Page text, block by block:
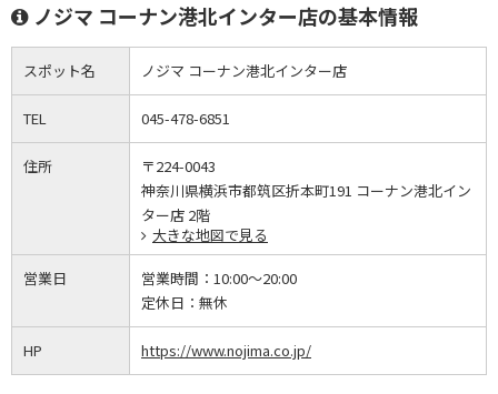
ノジマ コーナン港北インター店の基本情報
スポット名 ノジマ コーナン港北インター店
TEL 045-478-6851
住所
〒224-0043
神奈川県横浜市都筑区折本町191 コーナン港北イン
ター店 2階
大きな地図で見る
営業日 営業時間： 10:00～20:00
定休日： 無休
HP https://www.nojima.co.jp/